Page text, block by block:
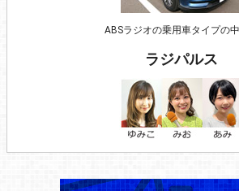
ABSラジオの乗用車タイプの
ラジパルス